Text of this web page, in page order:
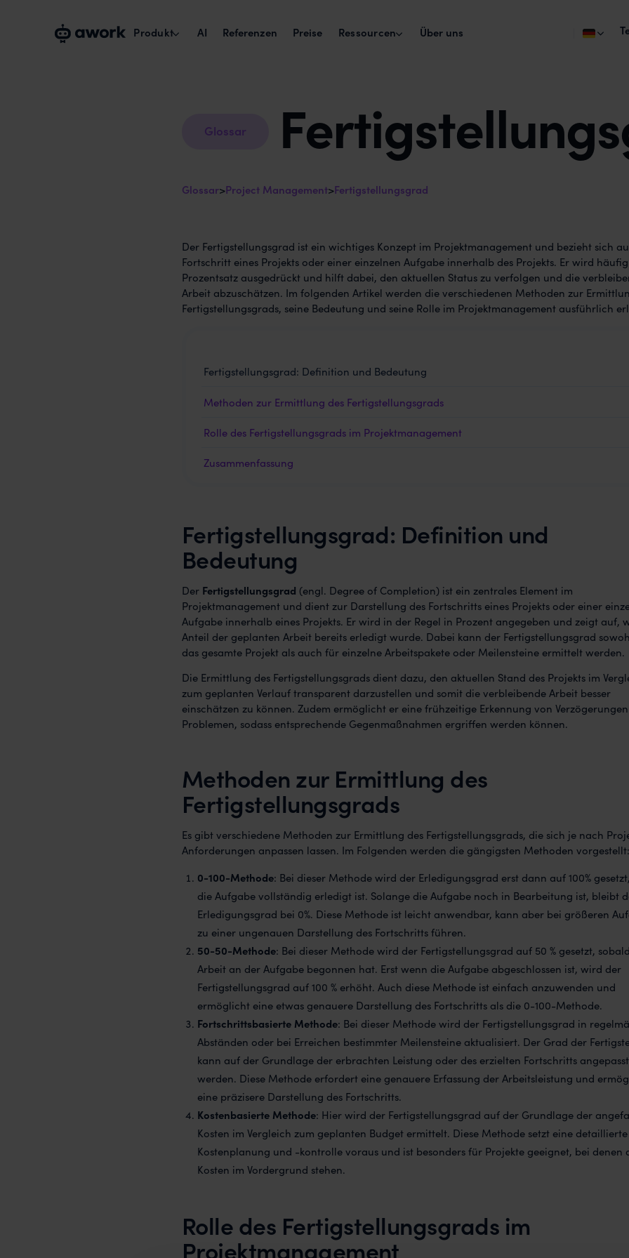
Produkt
Echte Verfügbarkeit verplanen.
Zeiterfassung & Reports
Collaborate with externals
Kunden und Freelancer einbinden.
Ersetzt eure LLM Lizenzen
AI Agents Soon
Gebaut für Agentur-Cases
AI Kontext & Docs
AI Referenzen Preise Ressourcen
Agency Happiness Report
Jedes Jahr befragen wir die
Job glücklich macht.
Events
Über uns
Glossar
Glossar>Project Management>Fertigstellungsgrad
Der Fertigstellungsgrad ist ein wichtiges Konzept im Projektmanagement und bezieht sich
Fortschritt eines Projekts oder einer einzelnen Aufgabe innerhalb des Projekts. Er wird
Prozentsatz ausgedrückt und hilft dabei, den aktuellen Status zu verfolgen und die
Arbeit abzuschätzen. Im folgenden Artikel werden die verschiedenen Methoden zur
Fertigstellungsgrads, seine Bedeutung und seine Rolle im Projektmanagement ausführlich
Fertigstellungsgrad: Definition und Bedeutung
Methoden zur Ermittlung des Fertigstellungsgrads
Rolle des Fertigstellungsgrads im Projektmanagement
Zusammenfassung
Fertigstellungsgrad: Definition und
Bedeutung
Der Fertigstellungsgrad (engl. Degree of Completion) ist ein zentrales Element im
Projektmanagement und dient zur Darstellung des Fortschritts eines Projekts oder einer
Aufgabe innerhalb eines Projekts. Er wird in der Regel in Prozent angegeben und zeigt auf,
Anteil der geplanten Arbeit bereits erledigt wurde. Dabei kann der Fertigstellungsgrad
das gesamte Projekt als auch für einzelne Arbeitspakete oder Meilensteine ermittelt werden.
Die Ermittlung des Fertigstellungsgrads dient dazu, den aktuellen Stand des Projekts im
zum geplanten Verlauf transparent darzustellen und somit die verbleibende Arbeit besser
einschätzen zu können. Zudem ermöglicht er eine frühzeitige Erkennung von
Problemen, sodass entsprechende Gegenmaßnahmen ergriffen werden können.
Methoden zur Ermittlung des
Fertigstellungsgrads
Es gibt verschiedene Methoden zur Ermittlung des Fertigstellungsgrads, die sich je nach
Anforderungen anpassen lassen. Im Folgenden werden die gängigsten Methoden vorgestellt:
0-100-Methode: Bei dieser Methode wird der Erledigungsgrad erst dann auf 100%
die Aufgabe vollständig erledigt ist. Solange die Aufgabe noch in Bearbeitung ist, bleibt
Erledigungsgrad bei 0%. Diese Methode ist leicht anwendbar, kann aber bei größeren
zu einer ungenauen Darstellung des Fortschritts führen.
50-50-Methode: Bei dieser Methode wird der Fertigstellungsgrad auf 50 % gesetzt,
Arbeit an der Aufgabe begonnen hat. Erst wenn die Aufgabe abgeschlossen ist, wird der
Fertigstellungsgrad auf 100 % erhöht. Auch diese Methode ist einfach anzuwenden und
ermöglicht eine etwas genauere Darstellung des Fortschritts als die 0-100-Methode.
Fortschrittsbasierte Methode: Bei dieser Methode wird der Fertigstellungsgrad in
Abständen oder bei Erreichen bestimmter Meilensteine aktualisiert. Der Grad der
kann auf der Grundlage der erbrachten Leistung oder des erzielten Fortschritts angepasst
werden. Diese Methode erfordert eine genauere Erfassung der Arbeitsleistung und
eine präzisere Darstellung des Fortschritts.
Kostenbasierte Methode: Hier wird der Fertigstellungsgrad auf der Grundlage der
Kosten im Vergleich zum geplanten Budget ermittelt. Diese Methode setzt eine detaillierte
Kostenplanung und -kontrolle voraus und ist besonders für Projekte geeignet, bei denen
Kosten im Vordergrund stehen.
Rolle des Fertigstellungsgrads im
Projektmanagement